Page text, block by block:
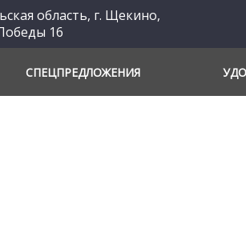
область, г. Щекино,
16
СПЕЦПРЕДЛОЖЕНИЯ